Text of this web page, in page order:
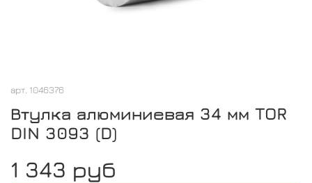
арт. 1046376
Втулка алюминиевая 34 мм TOR
DIN 3093 (D)
1 343 руб